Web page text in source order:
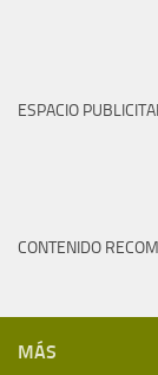
ESPACIO
CONTENIDO
MÁS